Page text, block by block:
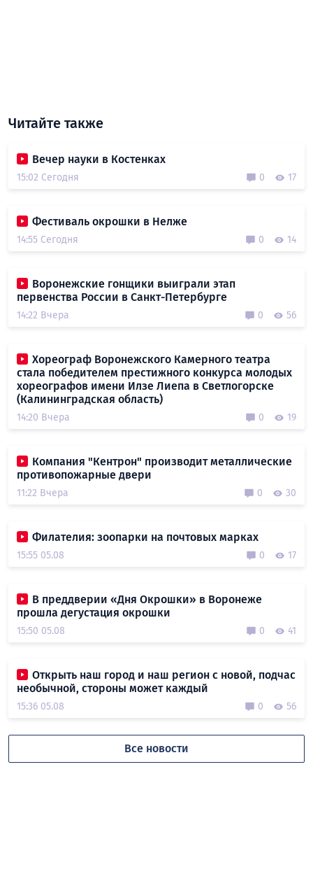
Читайте также
Вечер науки в Костенках
15:02 Сегодня 0 17
Фестиваль окрошки в Нелже
14:55 Сегодня 0 14
Воронежские гонщики выиграли этап
первенства России в Санкт-Петербурге
14:22 Вчера 0 56
Хореограф Воронежского Камерного театра
стала победителем престижного конкурса молодых
хореографов имени Илзе Лиепа в Светлогорске
(Калининградская область)
14:20 Вчера 0 19
Компания "Кентрон" производит металлические
противопожарные двери
11:22 Вчера 0 30
Филателия: зоопарки на почтовых марках
15:55 05.08 0 17
В преддверии «Дня Окрошки» в Воронеже
прошла дегустация окрошки
15:50 05.08 0 41
Открыть наш город и наш регион с новой, подчас
необычной, стороны может каждый
15:36 05.08 0 56
Все новости